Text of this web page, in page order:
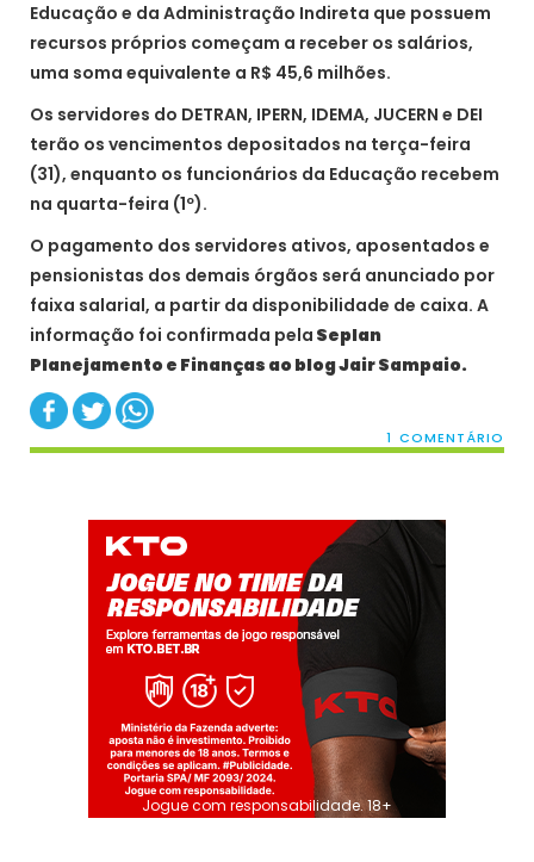
Educação e da Administração Indireta que possuem
recursos próprios começam a receber os salários,
uma soma equivalente a R$ 45,6 milhões.
Os servidores do DETRAN, IPERN, IDEMA, JUCERN e DEI
terão os vencimentos depositados na terça-feira
(31), enquanto os funcionários da Educação recebem
na quarta-feira (1º).
O pagamento dos servidores ativos, aposentados e
pensionistas dos demais órgãos será anunciado por
faixa salarial, a partir da disponibilidade de caixa. A
informação foi confirmada pela Seplan
Planejamento e Finanças ao blog Jair Sampaio.
1 COMENTÁRIO
Jogue com responsabilidade. 18+